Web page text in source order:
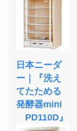
日本ニーダ
ー｜『洗え
てたためる
発酵器mini
PD110D』